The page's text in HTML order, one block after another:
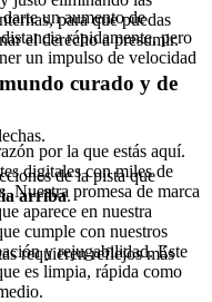
para que puedas
el derecho a presumir.
curado y de
por la que estás aquí.
digitales con miles de
Nuestra promesa de marca
aparece en nuestra
cumple con nuestros
y rejugabilidad. Este
es limpia, rápida como
un aumento de
rápidamente, pero
un impulso de velocidad
de la pista que
arriba.
requieren reflejos más